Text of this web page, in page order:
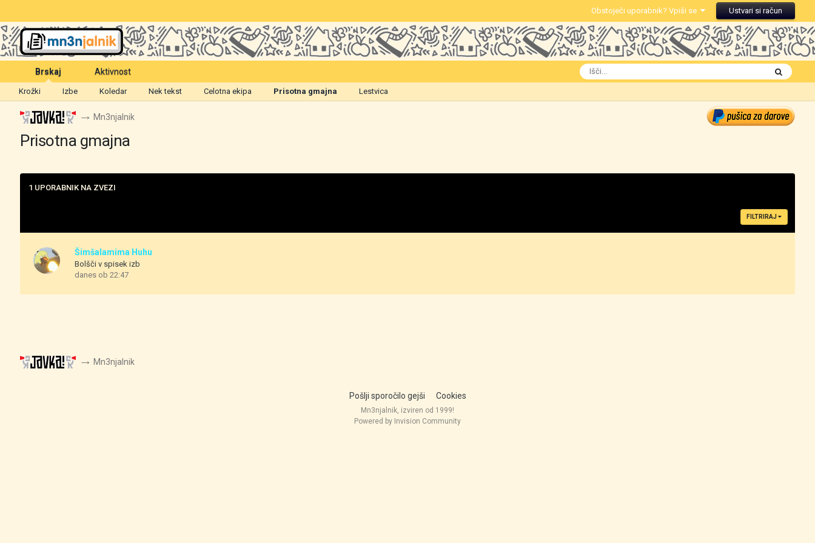
Obstoječi uporabnik? Vpiši se Ustvari si račun
Brskaj
Krožki Izbe Koledar Nek tekst Celotna ekipa Prisotna gmajna Lestvica
Aktivnost
Mn3njalnik
Prisotna gmajna
1 UPORABNIK NA ZVEZI
FILTRIRAJ
Šimšalamima Huhu
Bolšči v spisek izb
danes ob 22:47
Mn3njalnik
Pošlji sporočilo gejši Cookies
Mn3njalnik, izviren od 1999!
Powered by Invision Community